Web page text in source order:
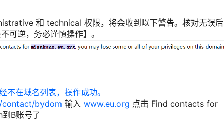
和 technical 权限，将会收到以下警告。核对无误后
可逆，务必谨慎操作】。
不在域名列表，操作成功。
bydom 输入 www.eu.org 点击 Find contacts for
B账号了